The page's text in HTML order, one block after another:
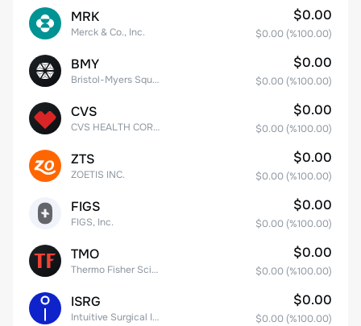
MRK
Merck & Co., Inc.
$0.00
$0.00 (%100.00)
BMY
Bristol-Myers Squibb Co.
$0.00
$0.00 (%100.00)
CVS
CVS HEALTH CORPORATION
$0.00
$0.00 (%100.00)
ZTS
ZOETIS INC.
$0.00
$0.00 (%100.00)
FIGS
FIGS, Inc.
$0.00
$0.00 (%100.00)
TMO
Thermo Fisher Scientific, Inc.
$0.00
$0.00 (%100.00)
ISRG
Intuitive Surgical Inc.
$0.00
$0.00 (%100.00)